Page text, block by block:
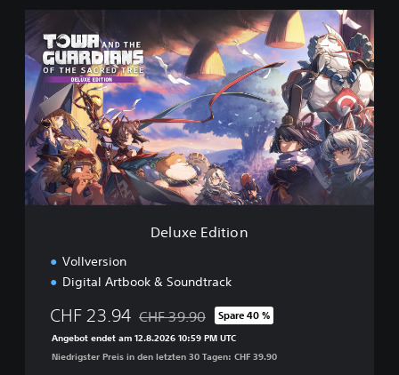
e
S
a
c
e
d
T
r
e
e
D
D
e
l
u
x
e
E
d
t
o
Deluxe Edition
Vollversion
Digital Artbook & Soundtrack
CHF 23.94 Preisnachlass gegenüber dem Originalpreis
CHF 39.90 Spare 40 %
Angebot endet am 12.8.2026 10:59 PM UTC
Niedrigster Preis in den letzten 30 Tagen: CHF 39.90